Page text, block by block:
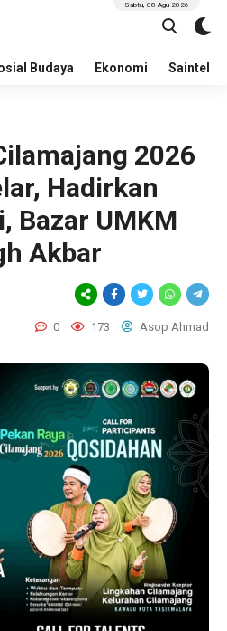
Budaya Ekonomi Saintek
Sabtu, 08 Agu 2026
2026
Hadirkan
Bazar UMKM
Akbar
0 173 Asop Ahmad